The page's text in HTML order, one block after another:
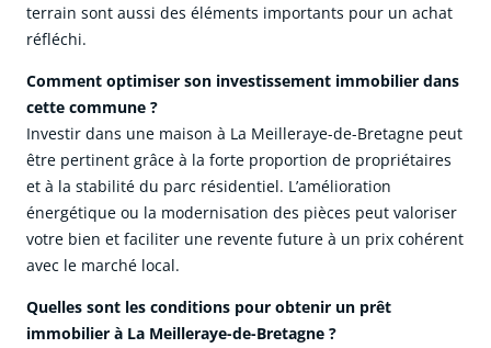
terrain sont aussi des éléments importants pour un achat
réfléchi.
Comment optimiser son investissement immobilier dans
cette commune ?
Investir dans une maison à La Meilleraye-de-Bretagne peut
être pertinent grâce à la forte proportion de propriétaires
et à la stabilité du parc résidentiel. L’amélioration
énergétique ou la modernisation des pièces peut valoriser
votre bien et faciliter une revente future à un prix cohérent
avec le marché local.
Quelles sont les conditions pour obtenir un prêt
immobilier à La Meilleraye-de-Bretagne ?